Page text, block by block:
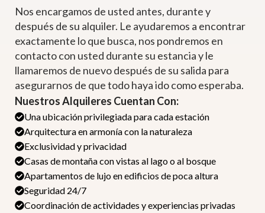
Nos encargamos de usted antes, durante y
después de su alquiler. Le ayudaremos a encontrar
exactamente lo que busca, nos pondremos en
contacto con usted durante su estancia y le
llamaremos de nuevo después de su salida para
asegurarnos de que todo haya ido como esperaba.
Nuestros Alquileres Cuentan Con:
Una ubicación privilegiada para cada estación
Arquitectura en armonía con la naturaleza
Exclusividad y privacidad
Casas de montaña con vistas al lago o al bosque
Apartamentos de lujo en edificios de poca altura
Seguridad 24/7
Coordinación de actividades y experiencias privadas